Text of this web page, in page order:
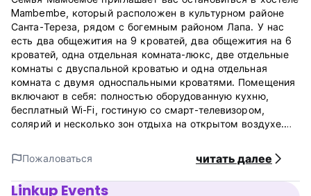
Mambembe, который расположен в культурном районе
Санта-Тереза, рядом с богемным районом Лапа. У нас
есть два общежития на 9 кроватей, два общежития на 6
кроватей, одна отдельная комната-люкс, две отдельные
комнаты с двуспальной кроватью и одна отдельная
комната с двумя односпальными кроватями. Помещения
включают в себя: полностью оборудованную кухню,
бесплатный Wi-Fi, гостиную со смарт-телевизором,
солярий и несколько зон отдыха на открытом воздухе.
в общежитии обеспечат вам спокойный и хороший ночной
сон. Также имеются индивидуальные розетки, лампы для
чтения, шкафчики и потолочные вентиляторы.
Пожаловаться читать далее
Linkup Events